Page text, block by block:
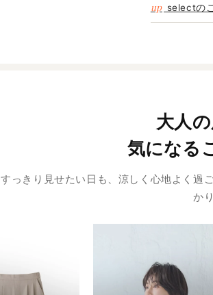
up selectの
大人の
気になる
すっきり見せたい日も、涼しく心地よく過
か